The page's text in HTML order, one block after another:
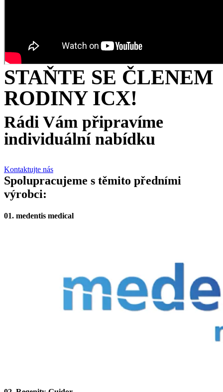
STAŇTE SE ČLENEM
RODINY ICX!
Rádi Vám připravíme
individuální nabídku
Kontaktujte nás
Spolupracujeme s těmito předními
výrobci:
01. medentis medical